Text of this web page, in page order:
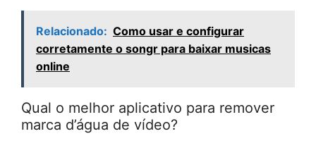
Relacionado: Como usar e configurar
corretamente o songr para baixar musicas
online
Qual o melhor aplicativo para remover
marca d’água de vídeo?